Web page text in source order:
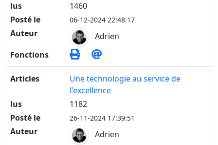
lus
1460
Posté le
06-12-2024 22:48:17
Auteur
Adrien
Fonctions
Articles
Une technologie au service de
l'excellence
lus
1182
Posté le
26-11-2024 17:39:51
Auteur
Adrien